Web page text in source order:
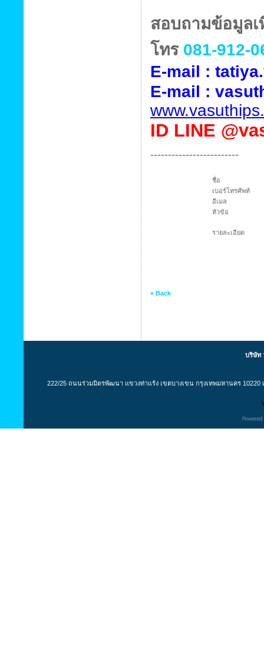
สอบถามข้อมูลเ
โทร 081-912-
E-mail :
E-mail :
ID LINE
-------------------------
ชื่อ
เบอร์โทรศัพท์
อีเมล
หัวข้อ
รายละเอียด
« Back
บริษัท
222/25 ถนนร่วมมิตรพัฒนา แขวงท่าแร้ง เขตบางเขน กรุงเทพมหานคร 10220